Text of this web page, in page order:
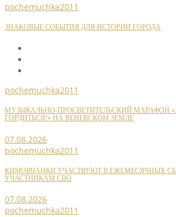
pochemuchka2011
ЗНАКОВЫЕ СОБЫТИЯ ДЛЯ ИСТОРИИ ГОРОДА
pochemuchka2011
МУЗЫКАЛЬНО-ПРОСВЕТИТЕЛЬСКИЙ МАРАФОН
ГОРДИТЬСЯ!» НА ВЕНЕВСКОМ ЗЕМЛЕ
07.08.2026
pochemuchka2011
КИМОВЧАНКИ УЧАСТВУЮТ В ЕЖЕМЕСЯЧНЫХ
УЧАСТНИКАМ СВО
07.08.2026
pochemuchka2011